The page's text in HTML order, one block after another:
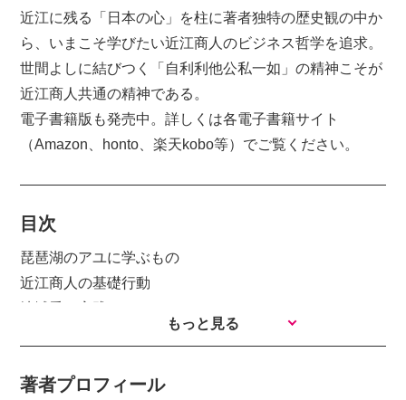
近江に残る「日本の心」を柱に著者独特の歴史観の中か
ら、いまこそ学びたい近江商人のビジネス哲学を追求。
世間よしに結びつく「自利利他公私一如」の精神こそが
近江商人共通の精神である。
電子書籍版も発売中。詳しくは各電子書籍サイト
（Amazon、honto、楽天kobo等）でご覧ください。
目次
琵琶湖のアユに学ぶもの
近江商人の基礎行動
私心と公心のケジメ
もっと見る
著者プロフィール